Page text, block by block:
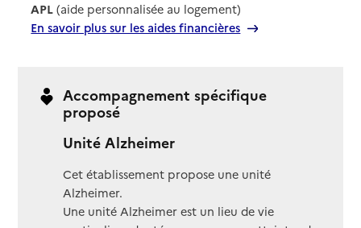
APL (aide personnalisée au logement)
En savoir plus sur les aides financières
Accompagnement spécifique
proposé
Unité Alzheimer
Cet établissement propose une unité
Alzheimer.
Une unité Alzheimer est un lieu de vie